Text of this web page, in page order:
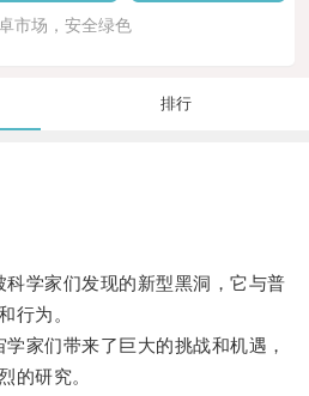
市场，安全绿色
排行
学家们发现的新型黑洞，它与普
行为。
们带来了巨大的挑战和机遇，
的研究。